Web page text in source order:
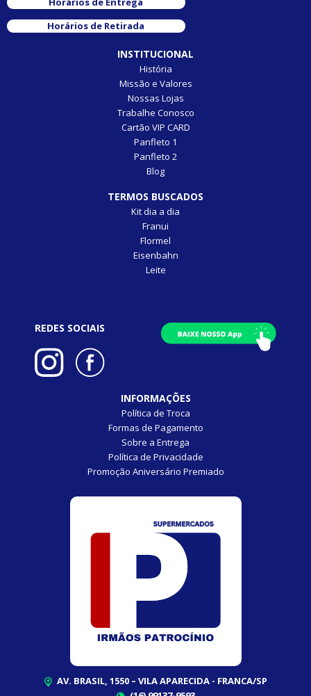
Horários de Retirada
INSTITUCIONAL
História
Missão e Valores
Nossas Lojas
Trabalhe Conosco
Cartão VIP CARD
Panfleto 1
Panfleto 2
Blog
TERMOS BUSCADOS
Kit dia a dia
Franui
Flormel
Eisenbahn
Leite
REDES SOCIAIS
INFORMAÇÕES
Política de Troca
Formas de Pagamento
Sobre a Entrega
Política de Privacidade
Promoção Aniversário Premiado
AV. BRASIL, 1550 – VILA APARECIDA - FRANCA/SP